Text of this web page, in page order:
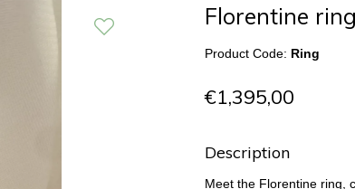
Florentine ring
Product Code: Ring
€1,395,00
Description
Meet the Florentine ring,